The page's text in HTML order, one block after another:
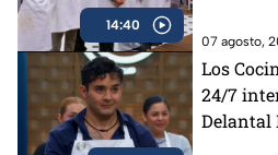
14:40
07 agosto,
Los
24/7
Delantal